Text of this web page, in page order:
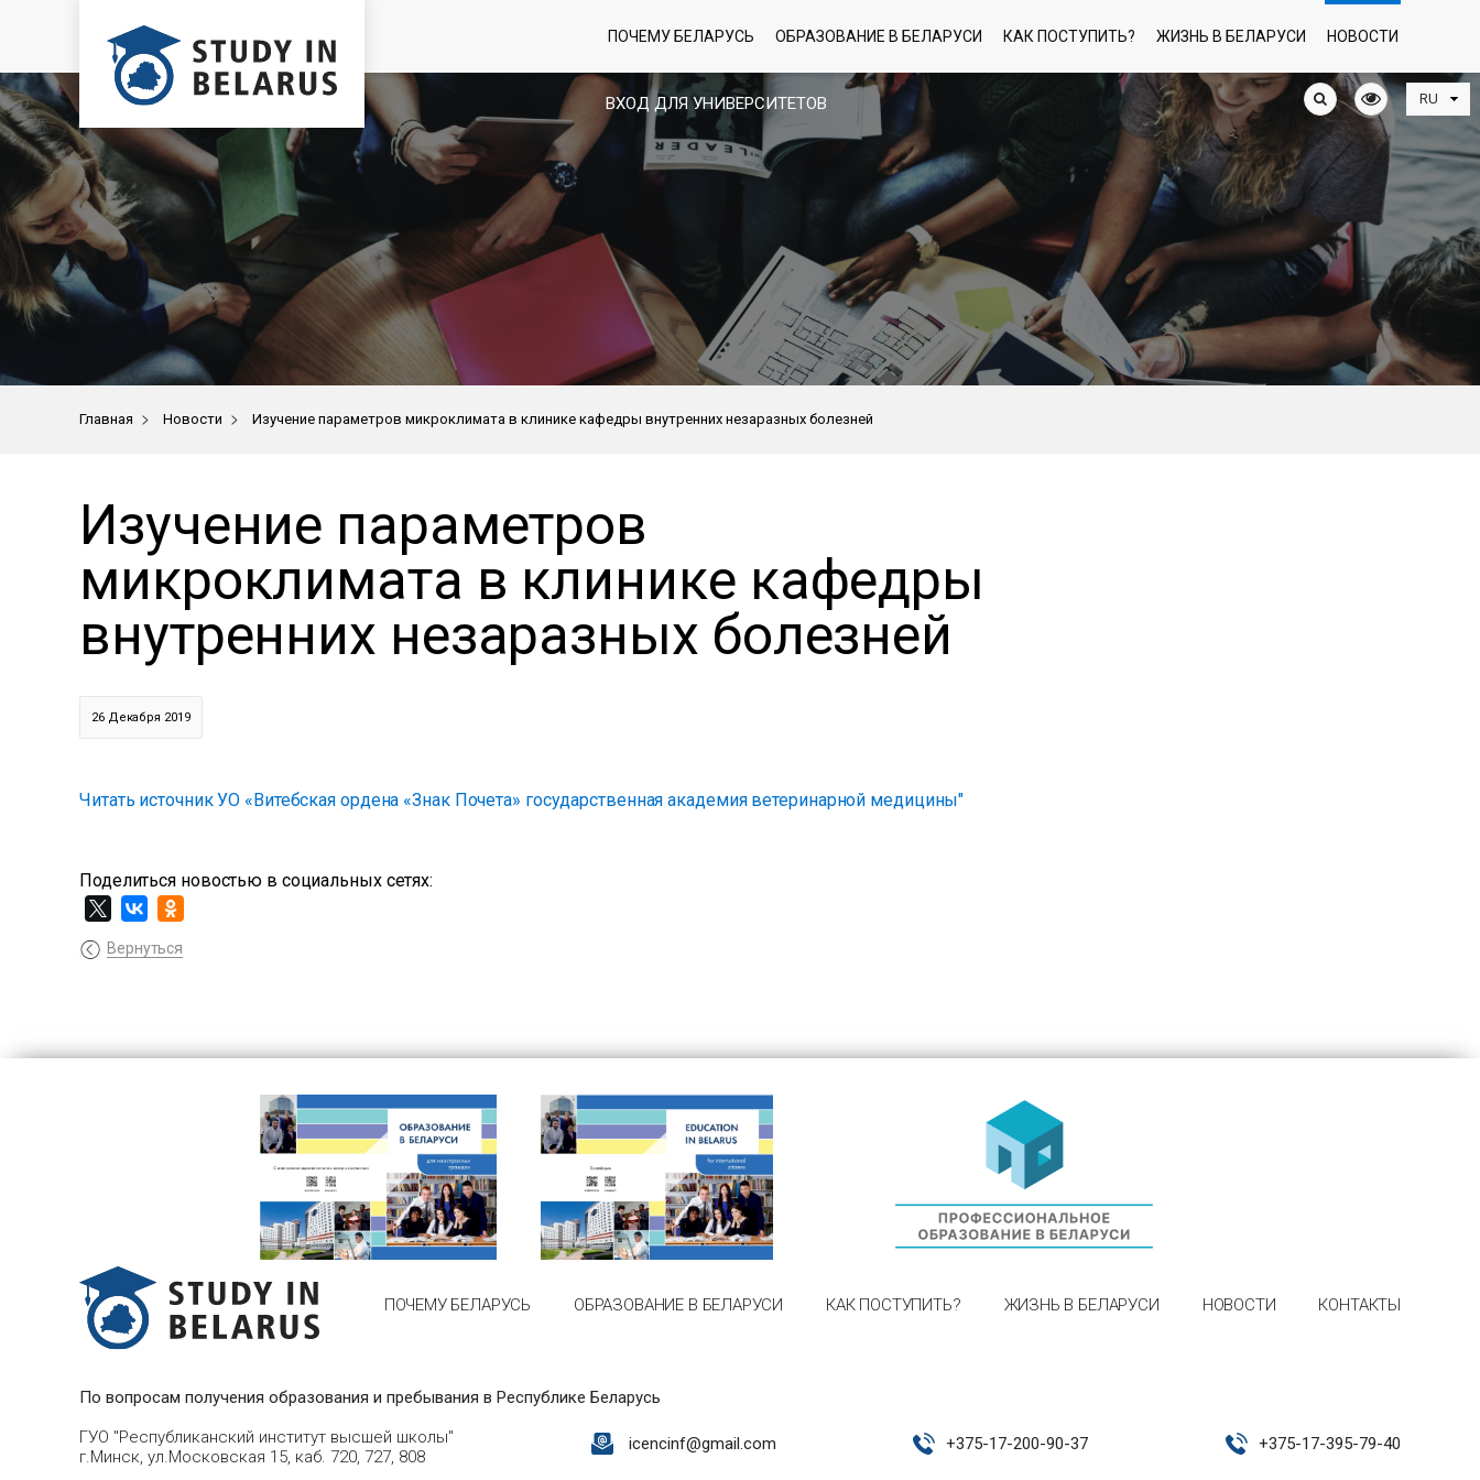
ВХОД ДЛЯ УНИВЕРСИТЕТОВ
ПОЧЕМУ БЕЛАРУСЬ ОБРАЗОВАНИЕ В БЕЛАРУСИ КАК ПОСТУПИТЬ? ЖИЗНЬ В БЕЛАРУСИ НОВОСТИ
Главная > Новости > Изучение параметров микроклимата в клинике кафедры внутренних незаразных болезней
Изучение параметров
микроклимата в клинике кафедры
внутренних незаразных болезней
26 Декабря 2019
Читать источник УО «Витебская ордена «Знак Почета» государственная академия ветеринарной медицины"
Поделиться новостью в социальных сетях:
Вернуться
ПОЧЕМУ БЕЛАРУСЬ ОБРАЗОВАНИЕ В БЕЛАРУСИ КАК ПОСТУПИТЬ? ЖИЗНЬ В БЕЛАРУСИ НОВОСТИ КОНТАКТЫ
По вопросам получения образования и пребывания в Республике Беларусь
ГУО "Республиканский институт высшей школы"
г.Минск, ул.Московская 15, каб. 720, 727, 808
icencinf@gmail.com +375-17-200-90-37 +375-17-395-79-40